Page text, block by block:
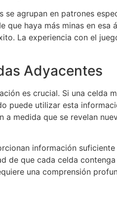
agrupan en patrones
que haya más minas en
La experiencia con el
Adyacentes
es crucial. Si una celda
puede utilizar esta
medida que se revelan
información
que cada celda
una comprensión